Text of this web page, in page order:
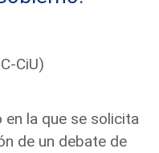
CiU)
en la que se solicita
de un debate de